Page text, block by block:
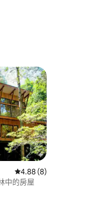
5 分）從 8 則評價中獲得
4.88 (8)
中的房屋